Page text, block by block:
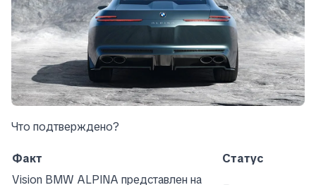
Что подтверждено?
Факт
Статус
Vision BMW ALPINA представлен на